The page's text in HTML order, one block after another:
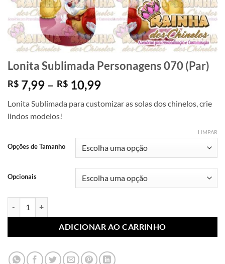
Lonita Sublimada Personagens 070 (Par)
R$ 7,99 – R$ 10,99Faixa
preço:
R$ 10,99
Lonita Sublimada para customizar as solas dos chinelos, crie
lindos modelos!
Opções de Tamanho
Opcionais
LIMPAR
ADICIONAR AO CARRINHO